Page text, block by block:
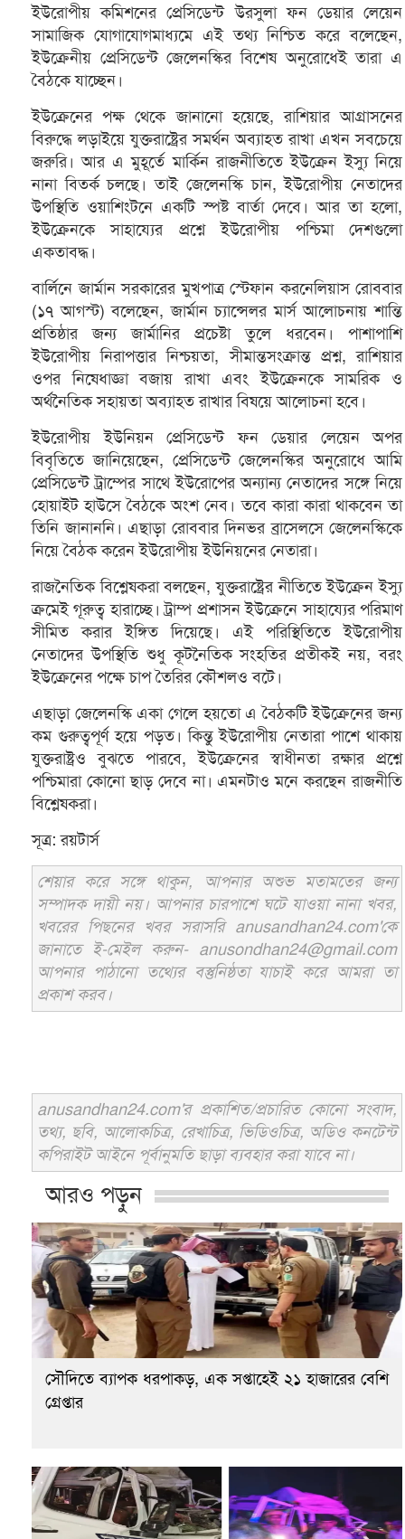
ইউরোপীয় কমিশনের প্রেসিডেন্ট উরসুলা ফন ডেয়ার লেয়েন
সামাজিক যোগাযোগমাধ্যমে এই তথ্য নিশ্চিত করে বলেছেন,
ইউক্রেনীয় প্রেসিডেন্ট জেলেনস্কির বিশেষ অনুরোধেই তারা এ
বৈঠকে যাচ্ছেন।
ইউক্রেনের পক্ষ থেকে জানানো হয়েছে, রাশিয়ার আগ্রাসনের
বিরুদ্ধে লড়াইয়ে যুক্তরাষ্ট্রের সমর্থন অব্যাহত রাখা এখন সবচেয়ে
জরুরি। আর এ মুহূর্তে মার্কিন রাজনীতিতে ইউক্রেন ইস্যু নিয়ে
নানা বিতর্ক চলছে। তাই জেলেনস্কি চান, ইউরোপীয় নেতাদের
উপস্থিতি ওয়াশিংটনে একটি স্পষ্ট বার্তা দেবে। আর তা হলো,
ইউক্রেনকে সাহায্যের প্রশ্নে ইউরোপীয় পশ্চিমা দেশগুলো
একতাবদ্ধ।
বার্লিনে জার্মান সরকারের মুখপাত্র স্টেফান করনেলিয়াস রোববার
(১৭ আগস্ট) বলেছেন, জার্মান চ্যান্সেলর মার্স আলোচনায় শান্তি
প্রতিষ্ঠার জন্য জার্মানির প্রচেষ্টা তুলে ধরবেন। পাশাপাশি
ইউরোপীয় নিরাপত্তার নিশ্চয়তা, সীমান্তসংক্রান্ত প্রশ্ন, রাশিয়ার
ওপর নিষেধাজ্ঞা বজায় রাখা এবং ইউক্রেনকে সামরিক ও
অর্থনৈতিক সহায়তা অব্যাহত রাখার বিষয়ে আলোচনা হবে।
ইউরোপীয় ইউনিয়ন প্রেসিডেন্ট ফন ডেয়ার লেয়েন অপর
বিবৃতিতে জানিয়েছেন, প্রেসিডেন্ট জেলেনস্কির অনুরোধে আমি
প্রেসিডেন্ট ট্রাম্পের সাথে ইউরোপের অন্যান্য নেতাদের সঙ্গে নিয়ে
হোয়াইট হাউসে বৈঠকে অংশ নেব। তবে কারা কারা থাকবেন তা
তিনি জানাননি। এছাড়া রোববার দিনভর ব্রাসেলসে জেলেনস্কিকে
নিয়ে বৈঠক করেন ইউরোপীয় ইউনিয়নের নেতারা।
রাজনৈতিক বিশ্লেষকরা বলছেন, যুক্তরাষ্ট্রের নীতিতে ইউক্রেন ইস্যু
ক্রমেই গূরুত্ব হারাচ্ছে। ট্রাম্প প্রশাসন ইউক্রেনে সাহায্যের পরিমাণ
সীমিত করার ইঙ্গিত দিয়েছে। এই পরিস্থিতিতে ইউরোপীয়
নেতাদের উপস্থিতি শুধু কূটনৈতিক সংহতির প্রতীকই নয়, বরং
ইউক্রেনের পক্ষে চাপ তৈরির কৌশলও বটে।
এছাড়া জেলেনস্কি একা গেলে হয়তো এ বৈঠকটি ইউক্রেনের জন্য
কম গুরুত্বপূর্ণ হয়ে পড়ত। কিন্তু ইউরোপীয় নেতারা পাশে থাকায়
যুক্তরাষ্ট্রও বুঝতে পারবে, ইউক্রেনের স্বাধীনতা রক্ষার প্রশ্নে
পশ্চিমারা কোনো ছাড় দেবে না। এমনটাও মনে করছেন রাজনীতি
বিশ্লেষকরা।
সূত্র: রয়টার্স
শেয়ার করে সঙ্গে থাকুন, আপনার অশুভ মতামতের জন্য
সম্পাদক দায়ী নয়। আপনার চারপাশে ঘটে যাওয়া নানা খবর,
খবরের পিছনের খবর সরাসরি anusandhan24.com'কে
জানাতে ই-মেইল করুন- anusondhan24@gmail.com
আপনার পাঠানো তথ্যের বস্তুনিষ্ঠতা যাচাই করে আমরা তা
প্রকাশ করব।
anusandhan24.com'র প্রকাশিত/প্রচারিত কোনো সংবাদ,
তথ্য, ছবি, আলোকচিত্র, রেখাচিত্র, ভিডিওচিত্র, অডিও কনটেন্ট
কপিরাইট আইনে পূর্বানুমতি ছাড়া ব্যবহার করা যাবে না।
আরও পড়ুন
সৌদিতে ব্যাপক ধরপাকড়, এক সপ্তাহেই ২১ হাজারের বেশি
গ্রেপ্তার